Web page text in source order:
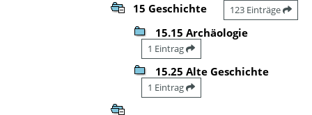
15 Geschichte 123 Einträge
15.15 Archäologie
1 Eintrag
15.25 Alte Geschichte
1 Eintrag